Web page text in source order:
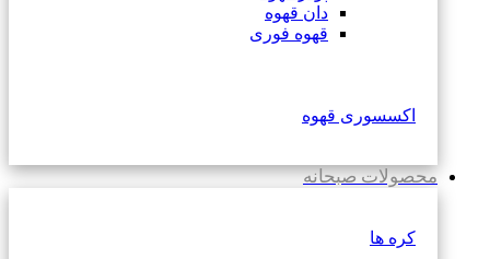
دان قهوه
قهوه فوری
اکسسوری قهوه
محصولات صبحانه
کره ها